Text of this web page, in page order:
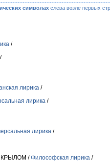
символахслева возле первых
/
/
лирика /
лирика /
лирика /
/Философская лирика /